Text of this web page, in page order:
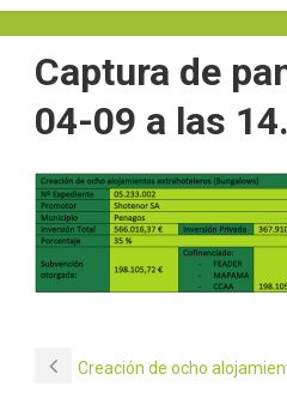
Captura de
04-09 a las
Creación de ocho